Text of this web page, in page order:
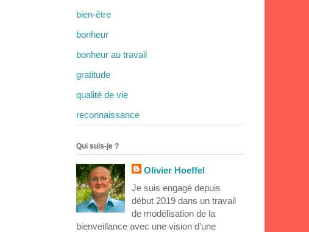
bien-être
bonheur
bonheur au travail
gratitude
qualité de vie
reconnaissance
Qui suis-je ?
Olivier Hoeffel
Je suis engagé depuis
début 2019 dans un travail
de modélisation de la
bienveillance avec une vision d'une